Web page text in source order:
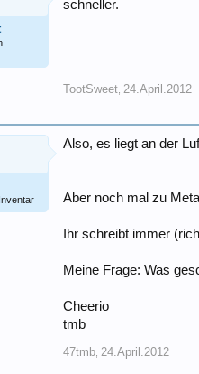
schneller.
TootSweet 24.April.2012
Also, es liegt an der
Aber noch mal zu
Ihr schreibt immer
Meine Frage: Was
Cheerio
tmb
47tmb 24.April.2012